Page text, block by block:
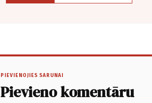
PIEVIENOJIES SARUNAI
Pievieno komentāru